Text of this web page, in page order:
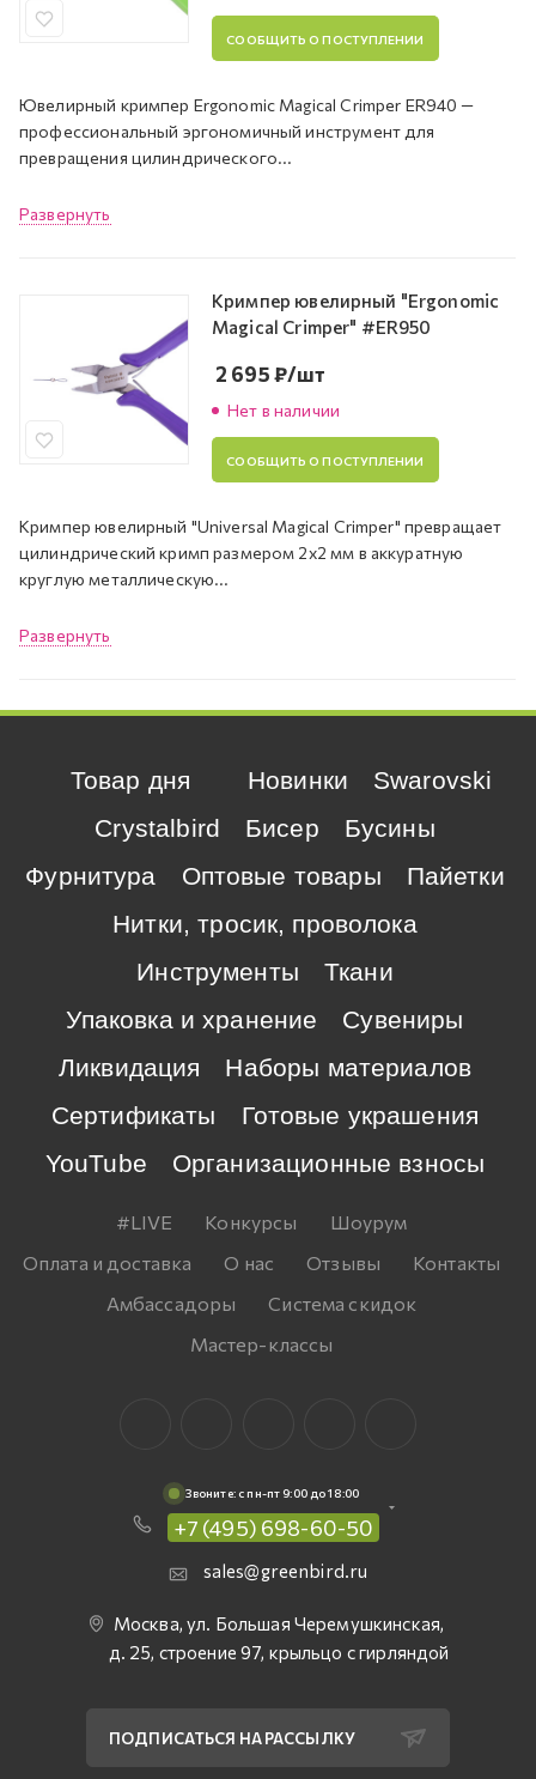
СООБЩИТЬ О ПОСТУПЛЕНИИ
Ювелирный кримпер Ergonomic Magical Crimper ER940 —
профессиональный эргономичный инструмент для
превращения цилиндрического...
Развернуть
Кримпер ювелирный "Ergonomic
Magical Crimper" #ER950
Нет в наличии
2 695₽/шт
СООБЩИТЬ О ПОСТУПЛЕНИИ
Кримпер ювелирный "Universal Magical Crimper" превращает
цилиндрический кримп размером 2х2 мм в аккуратную
круглую металлическую...
Развернуть
Товар дня Новинки
Swarovski
Crystalbird
Бисер
Бусины
Фурнитура
Оптовые товары
Пайетки
Нитки, тросик, проволока
Инструменты
Ткани
Упаковка и хранение
Сувениры
Ликвидация
Наборы материалов
Сертификаты
Готовые украшения
YouTube
Организационные взносы
#LIVE Конкурсы
Шоурум
Оплата и доставка
О нас Отзывы
Контакты
Амбассадоры
Система скидок
Мастер-классы
Звоните: c пн-пт 9:00 до 18:00
+7 (495) 698-60-50
sales@greenbird.ru
Москва, ул. Большая Черемушкинская,
д. 25, строение 97, крыльцо с гирляндой
ПОДПИСАТЬСЯ НА РАССЫЛКУ